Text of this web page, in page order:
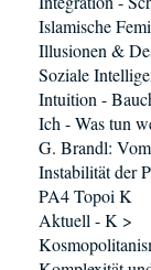
Islamische
Illusionen &
Soziale
Intuition -
Ich - Was tun
G. Brandl:
Instabilität der
PA4 Topoi K
Aktuell - K >